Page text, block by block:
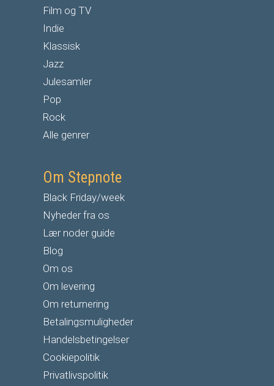
Film og TV
Indie
Klassisk
Jazz
Julesamler
Pop
Rock
Alle genrer
Om Stepnote
Black Friday/week
Nyheder fra os
Lær noder guide
Blog
Om os
Om levering
Om returnering
Betalingsmuligheder
Handelsbetingelser
Cookiepolitik
Privatlivspolitik